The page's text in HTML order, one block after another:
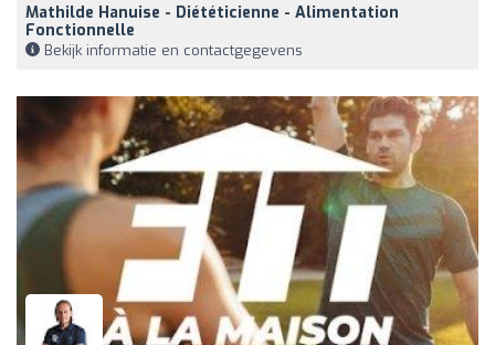
Mathilde Hanuise - Diététicienne - Alimentation
Fonctionnelle
Bekijk informatie en contactgegevens